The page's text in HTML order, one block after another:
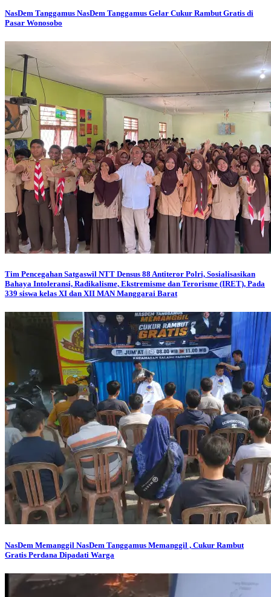
NasDem Tanggamus NasDem Tanggamus Gelar Cukur Rambut Gratis di
Pasar Wonosobo
Tim Pencegahan Satgaswil NTT Densus 88 Antiteror Polri, Sosialisasikan
Bahaya Intoleransi, Radikalisme, Ekstremisme dan Terorisme (IRET), Pada
339 siswa kelas XI dan XII MAN Manggarai Barat
NasDem Memanggil NasDem Tanggamus Memanggil , Cukur Rambut
Gratis Perdana Dipadati Warga